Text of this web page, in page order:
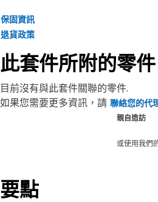
保固資訊
退貨政策
此套件所附的零件
目前沒有與此套件關聯的零件.
如果您需要更多資訊，請 聯絡您的代
親自造訪
或使用我們
要點